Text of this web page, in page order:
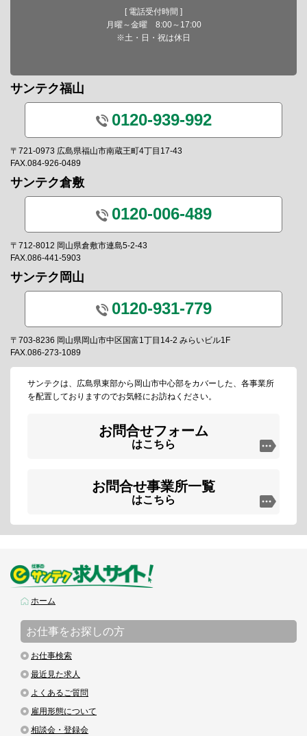
[ 電話受付時間 ]
月曜～金曜 8:00～17:00
※土・日・祝は休日
サンテク福山
0120-939-992
〒721-0973 広島県福山市南蔵王町4丁目17-43
FAX.084-926-0489
サンテク倉敷
0120-006-489
〒712-8012 岡山県倉敷市連島5-2-43
FAX.086-441-5903
サンテク岡山
0120-931-779
〒703-8236 岡山県岡山市中区国富1丁目14-2 みらいビル1F
FAX.086-273-1089
サンテクは、広島県東部から岡山市中心部をカバーした、各事業所
を配置しておりますのでお気軽にお訪ねください。
お問合せフォーム
はこちら
お問合せ事業所一覧
はこちら
ホーム
お仕事をお探しの方
お仕事検索
最近見た求人
よくあるご質問
雇用形態について
相談会・登録会